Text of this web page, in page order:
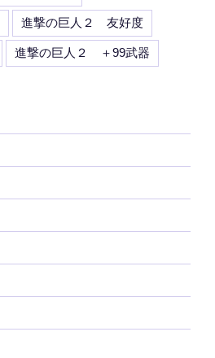
進撃の巨人２ 友好度
進撃の巨人２ ＋99武器